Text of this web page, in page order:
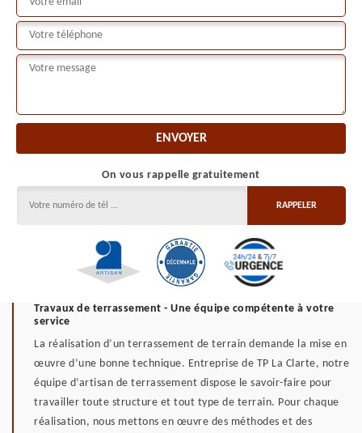
On vous rappelle gratuitement
Travaux de terrassement - Une équipe compétente à votre
service
La réalisation d’un terrassement de terrain demande la mise en
œuvre d’une bonne technique. Entreprise de TP La Clarte, notre
équipe d’artisan de terrassement dispose le savoir-faire pour
travailler toute structure et tout type de terrain. Pour chaque
réalisation, nous mettons en œuvre des méthodes et des